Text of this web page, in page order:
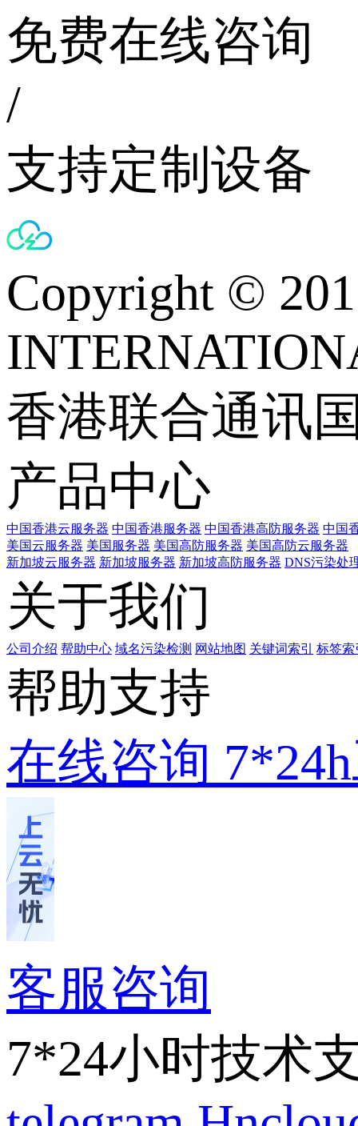
免费在线咨询
/
支持定制设备
Copyright ©
香港联合通讯
产品中心
中国香港云服务器 中国香港服务器 中国香港高防服务器 中国
美国云服务器 美国服务器 美国高防服务器 美国高防云服务器
新加坡云服务器 新加坡服务器 新加坡高防服务器 DNS污染处
关于我们
公司介绍 帮助中心 域名污染检测 网站地图 关键词索引 标签索
帮助支持
在线咨询
客服咨询
7*24小时技术